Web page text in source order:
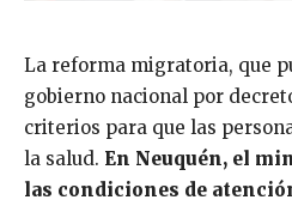
La reforma migratoria, que
gobierno nacional por
criterios para que las
la salud. En Neuquén, el
las condiciones de